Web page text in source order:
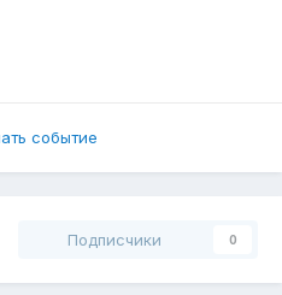
событие
Подписчики 0